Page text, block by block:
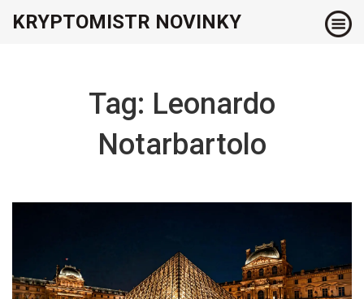
KRYPTOMISTR NOVINKY
Tag: Leonardo
Notarbartolo